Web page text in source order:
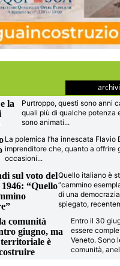
la
Purtroppo, questi sono anni
quali più di qualche potenza
sono animati...
La polemica l’ha innescata Flavio
imprenditore che, quanto a offrire
occasioni...
sul voto del
“Quello
Quello italiano è
“cammino
di una
spiegato,
comunità
giugno, ma
è
Entro il 30
essere
Veneto. Sono
comunità,